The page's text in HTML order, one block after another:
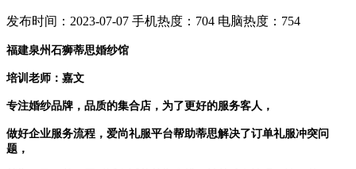
发布时间：2023-07-07 手机热度：704 电脑热度：754
福建泉州石狮蒂思婚纱馆
培训老师：嘉文
专注婚纱品牌，品质的集合店，为了更好的服务客人，
做好企业服务流程，爱尚礼服平台帮助蒂思解决了订单礼服冲突问
题，